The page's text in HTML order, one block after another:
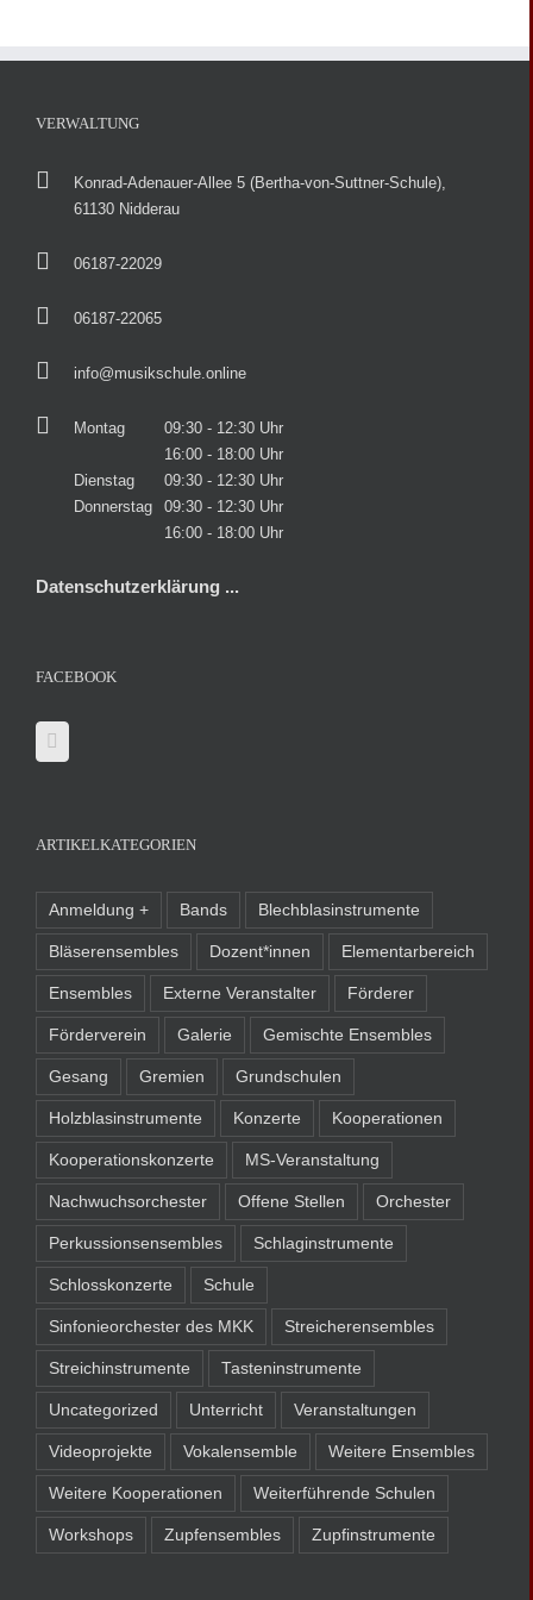
VERWALTUNG
Konrad-Adenauer-Allee 5 (Bertha-von-Suttner-Schule),
61130 Nidderau
06187-22029
06187-22065
info@musikschule.online
Montag
09:30 - 12:30 Uhr
16:00 - 18:00 Uhr
Dienstag
09:30 - 12:30 Uhr
Donnerstag
09:30 - 12:30 Uhr
16:00 - 18:00 Uhr
Datenschutzerklärung ...
FACEBOOK
ARTIKELKATEGORIEN
Anmeldung + Bands Blechblasinstrumente
Bläserensembles Dozent*innen Elementarbereich
Ensembles Externe Veranstalter Förderer
Förderverein Galerie Gemischte Ensembles
Gesang Gremien Grundschulen
Holzblasinstrumente Konzerte Kooperationen
Kooperationskonzerte MS-Veranstaltung
Nachwuchsorchester Offene Stellen Orchester
Perkussionsensembles Schlaginstrumente
Schlosskonzerte Schule
Sinfonieorchester des MKK Streicherensembles
Streichinstrumente Tasteninstrumente
Uncategorized Unterricht Veranstaltungen
Videoprojekte Vokalensemble Weitere Ensembles
Weitere Kooperationen Weiterführende Schulen
Workshops Zupfensembles Zupfinstrumente